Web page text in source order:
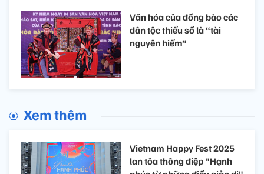
Văn hóa của đồng bào các
dân tộc thiểu số là “tài
nguyên hiếm”
Xem thêm
Vietnam Happy Fest 2025
lan tỏa thông điệp "Hạnh